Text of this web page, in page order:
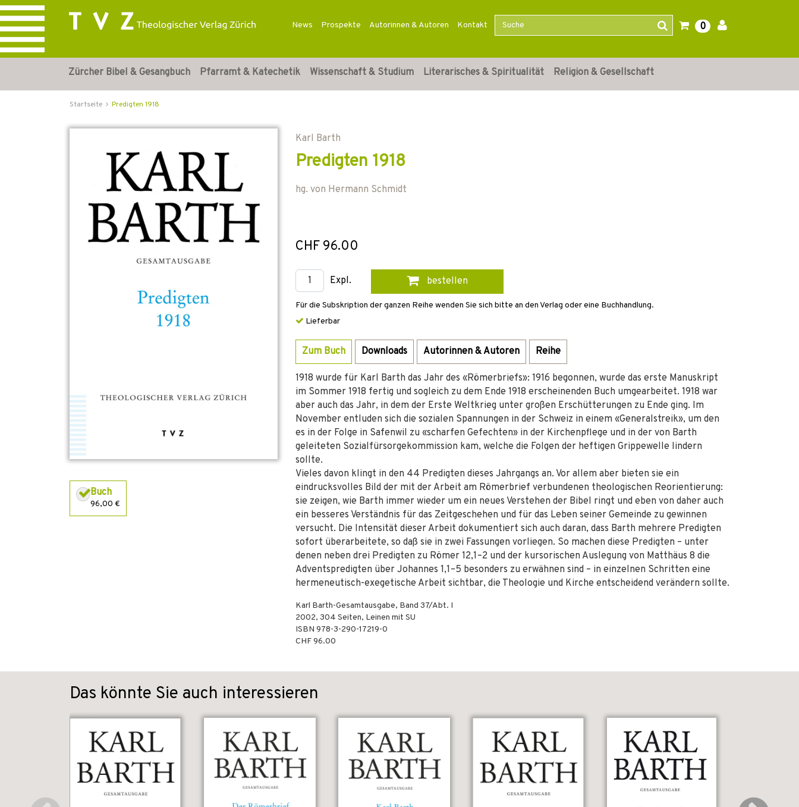
News Prospekte Autorinnen & Autoren Kontakt 0
Zürcher Bibel & Gesangbuch Pfarramt & Katechetik Wissenschaft & Studium Literarisches & Spiritualität Religion & Gesellschaft
Startseite Predigten 1918
Buch
96,00 €
Karl Barth
Predigten 1918
hg. von Hermann Schmidt
CHF 96.00
Expl. bestellen
Für die Subskription der ganzen Reihe wenden Sie sich bitte an den Verlag oder eine Buchhandlung.
Lieferbar
Zum Buch Downloads Autorinnen & Autoren Reihe
1918 wurde für Karl Barth das Jahr des «Römerbriefs»: 1916 begonnen, wurde das erste Manuskript
im Sommer 1918 fertig und sogleich zu dem Ende 1918 erscheinenden Buch umgearbeitet. 1918 war
aber auch das Jahr, in dem der Erste Weltkrieg unter großen Erschütterungen zu Ende ging. Im
November entluden sich die sozialen Spannungen in der Schweiz in einem «Generalstreik», um den
es in der Folge in Safenwil zu «scharfen Gefechten» in der Kirchenpflege und in der von Barth
geleiteten Sozialfürsorgekommission kam, welche die Folgen der heftigen Grippewelle lindern
sollte.
Vieles davon klingt in den 44 Predigten dieses Jahrgangs an. Vor allem aber bieten sie ein
eindrucksvolles Bild der mit der Arbeit am Römerbrief verbundenen theologischen Reorientierung:
sie zeigen, wie Barth immer wieder um ein neues Verstehen der Bibel ringt und eben von daher auch
ein besseres Verständnis für das Zeitgeschehen und für das Leben seiner Gemeinde zu gewinnen
versucht. Die Intensität dieser Arbeit dokumentiert sich auch daran, dass Barth mehrere Predigten
sofort überarbeitete, so daß sie in zwei Fassungen vorliegen. So machen diese Predigten – unter
denen neben drei Predigten zu Römer 12,1–2 und der kursorischen Auslegung von Matthäus 8 die
Adventspredigten über Johannes 1,1–5 besonders zu erwähnen sind – in einzelnen Schritten eine
hermeneutisch-exegetische Arbeit sichtbar, die Theologie und Kirche entscheidend verändern sollte.
Karl Barth-Gesamtausgabe, Band 37/Abt. I
2002, 304 Seiten, Leinen mit SU
ISBN 978-3-290-17219-0
CHF 96.00
Das könnte Sie auch interessieren